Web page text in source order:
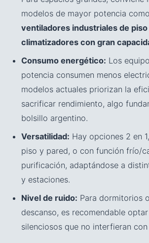
modelos de mayor potencia
ventiladores industriales de piso
climatizadores con gran
Consumo energético: Los
potencia consumen menos
modelos actuales priorizan la
sacrificar rendimiento, algo
bolsillo argentino.
Versatilidad: Hay opciones 2 en
piso y pared, o con función frío/
purificación, adaptándose a
y estaciones.
Nivel de ruido: Para dormitorios
descanso, es recomendable
silenciosos que no interfieran con